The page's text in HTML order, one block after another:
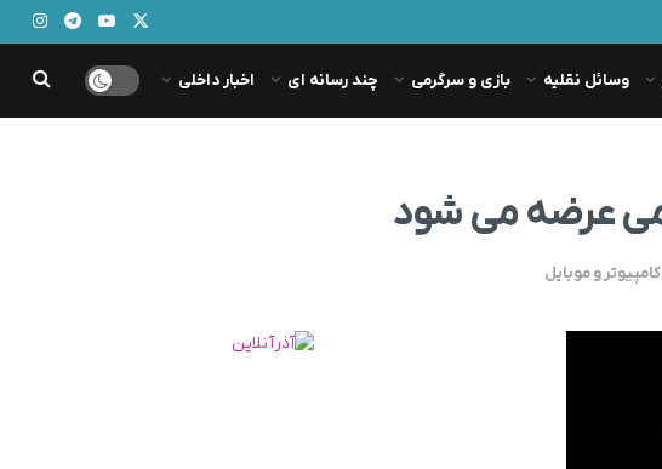
وسائل نقلیه بازی و سرگرمی چند رسانه ای اخبار داخلی
کامپیوتر و موبایل